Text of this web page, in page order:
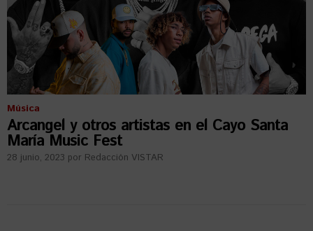
Música
Arcangel y otros artistas en el Cayo Santa
María Music Fest
28 junio, 2023 por Redacción VISTAR